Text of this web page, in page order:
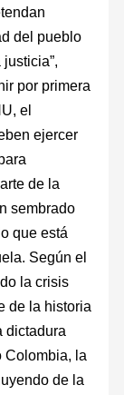
del pueblo
por primera
el
ejercer
de la
sembrado
que está
Según el
la crisis
de la historia
dictadura
Colombia, la
de la